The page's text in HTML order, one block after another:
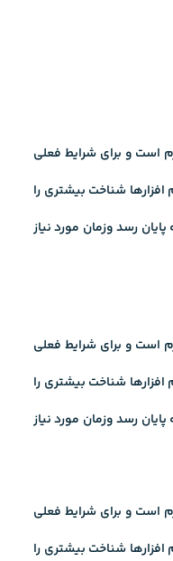
است و برای شرایط فعلی
شناخت بیشتری را
رسد وزمان مورد نیاز
است و برای شرایط فعلی
شناخت بیشتری را
رسد وزمان مورد نیاز
است و برای شرایط فعلی
شناخت بیشتری را